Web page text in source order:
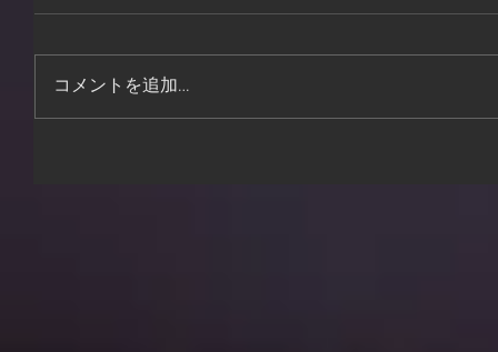
コメントを追加…